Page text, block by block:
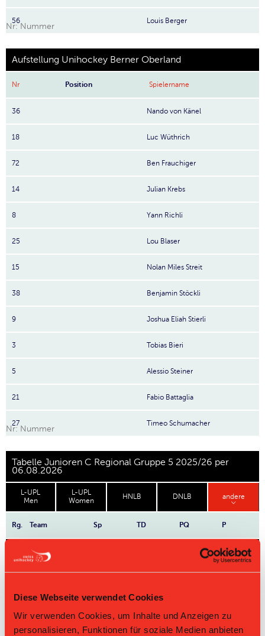
Diese Webseite verwendet Cookies
Wir verwenden Cookies, um Inhalte und Anzeigen zu
personalisieren, Funktionen für soziale Medien anbieten
56 Louis Berger
Nr: Nummer
Aufstellung Unihockey Berner Oberland
Nr Position Spielername
36 Nando von Känel
18 Luc Wüthrich
72 Ben Frauchiger
14 Julian Krebs
8 Yann Richli
25 Lou Blaser
15 Nolan Miles Streit
38 Benjamin Stöckli
9 Joshua Eliah Stierli
3 Tobias Bieri
5 Alessio Steiner
21 Fabio Battaglia
27 Timeo Schumacher
Nr: Nummer
Tabelle Junioren C Regional Gruppe 5 2025/26 per
06.08.2026
L-UPL
Men
L-UPL
Women
HNLB DNLB andere
Rg. Team Sp TD PQ P
Master Round
Zeit Heim Gast Resultat